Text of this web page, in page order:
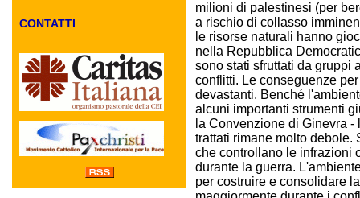
CONTATTI
milioni di palestinesi (per
a rischio di collasso
le risorse naturali hanno
nella Repubblica
sono stati sfruttati da gruppi
conflitti. Le conseguenze
devastanti. Benché
alcuni importanti strumenti
la Convenzione di Ginevra
trattati rimane molto
che controllano le infrazioni
durante la guerra.
per costruire e consolidare